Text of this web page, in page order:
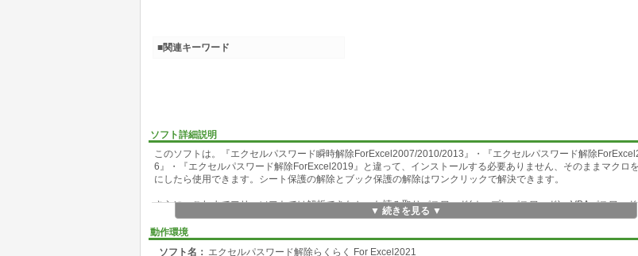
ソフト詳細説明
このソフトは。『エクセルパスワード瞬時解除ForExcel2007/2010/2013』・『エクセルパスワード解除
6』・『エクセルパスワード解除ForExcel2019』と違って、インストールする必要ありません、そのままマクロ
にしたら使用できます。シート保護の解除とブック保護の解除はワンクリックで解決できます。
さらに、これまでフリーソフトでは解析できなかった読み取りパスワード(オープンパスワード)・VBAパスワー
できるようになります。解析の際、最大限にパソコンの能力を発揮するため、開いている他のアプリを一時的に閉
ください。
▼ 続きを見る ▼
動作環境
ソフト名： エクセルパスワード解除らくらく For Excel2021
■関連キーワード